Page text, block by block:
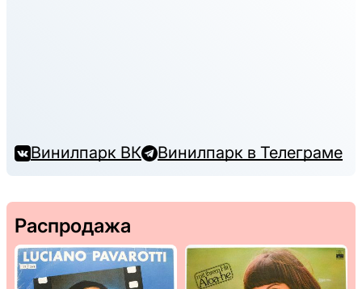
Винилпарк ВК Винилпарк в Телеграме
Распродажа